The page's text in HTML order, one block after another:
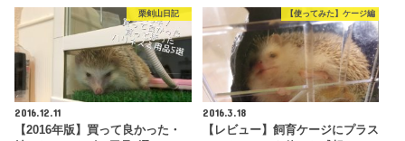
栗剣山日記
2016.12.11
【2016年版】買って良かった・
【使ってみた】ケージ編
2016.3.18
【レビュー】飼育ケージにプラス